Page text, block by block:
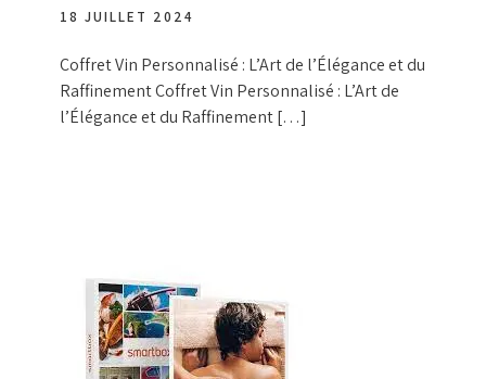
18 JUILLET 2024
Coffret Vin Personnalisé : L’Art de l’Élégance et du
Raffinement Coffret Vin Personnalisé : L’Art de
l’Élégance et du Raffinement […]